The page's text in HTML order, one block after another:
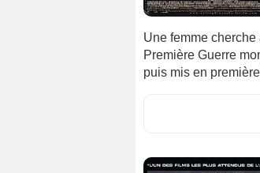
Une femme
Première Guerre
puis mis en